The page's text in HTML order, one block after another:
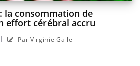
la consommation de
effort cérébral accru
| Par Virginie Galle